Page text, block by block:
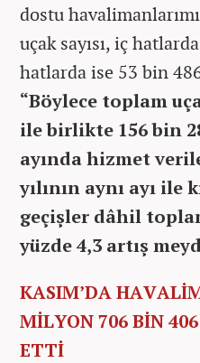
dostu
uçak sayısı, iç
hatlarda ise 53 bin
“Böylece toplam
ile birlikte 156 bin
ayında hizmet
yılının aynı ayı ile
geçişler dâhil
yüzde 4,3 artış
KASIM’DA
MİLYON 706 BİN
ETTİ